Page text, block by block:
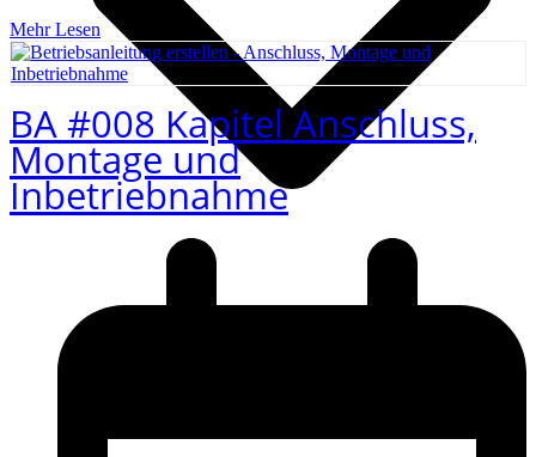
Mehr Lesen
BA #008 Kapitel Anschluss,
Montage und
Inbetriebnahme